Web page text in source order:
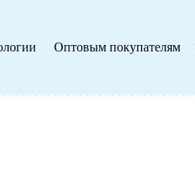
Оптовым покупателям